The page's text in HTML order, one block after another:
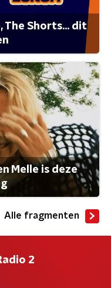
The Shorts... dit
Melle is deze
Alle fragmenten
2